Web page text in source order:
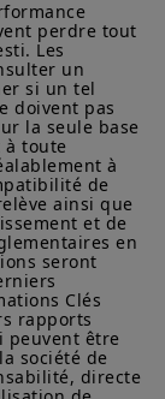
informations
qu’à titre
de nos
exhaustives,
par Amundi
la
légales /
avoir
acceptées.
lire
perdre tout
Les
un
si un tel
doivent pas
la seule base
toute
à
de
ainsi que
et de
en
seront
Clés
rapports
peuvent être
société de
directe